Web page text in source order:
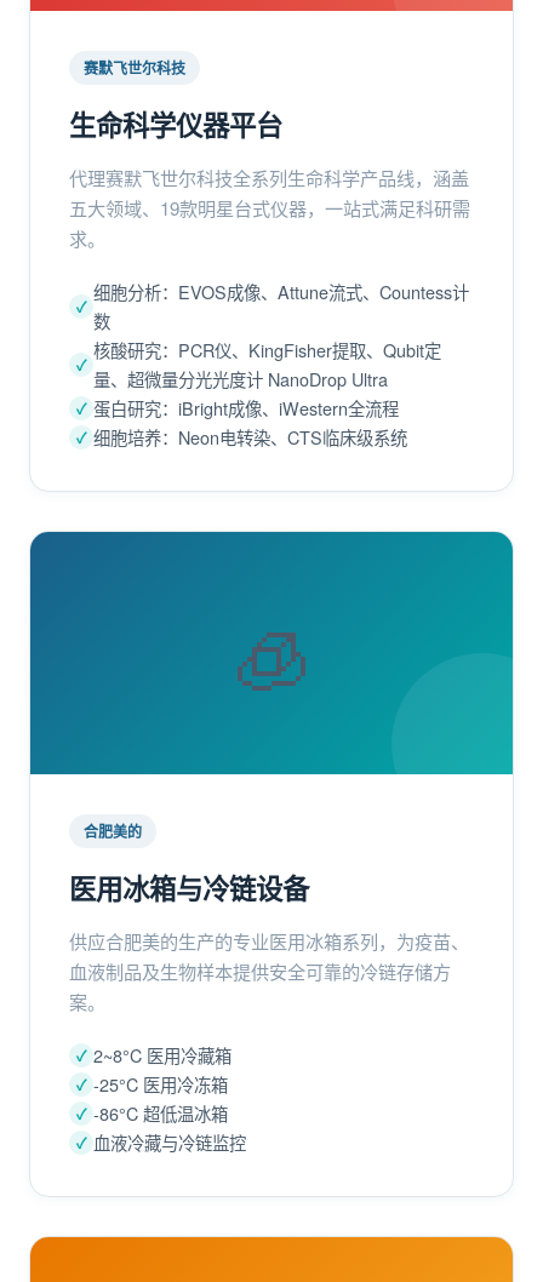
赛默飞世尔科技
生命科学仪器平台
代理赛默飞世尔科技全系列生命科学产品线，涵盖
五大领域、19款明星台式仪器，一站式满足科研需
求。
细胞分析：EVOS成像、Attune流式、Countess计
数
核酸研究：PCR仪、KingFisher提取、Qubit定
量、超微量分光光度计 NanoDrop Ultra
蛋白研究：iBright成像、iWestern全流程
细胞培养：Neon电转染、CTS临床级系统
🧊
合肥美的
医用冰箱与冷链设备
供应合肥美的生产的专业医用冰箱系列，为疫苗、
血液制品及生物样本提供安全可靠的冷链存储方
案。
2~8°C 医用冷藏箱
-25°C 医用冷冻箱
-86°C 超低温冰箱
血液冷藏与冷链监控